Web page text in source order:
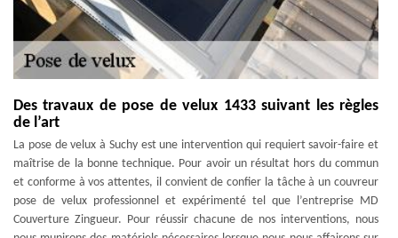
Des travaux de pose de velux 1433 suivant les règles
de l’art
La pose de velux à Suchy est une intervention qui requiert savoir-faire et
maîtrise de la bonne technique. Pour avoir un résultat hors du commun
et conforme à vos attentes, il convient de confier la tâche à un couvreur
pose de velux professionnel et expérimenté tel que l’entreprise MD
Couverture Zingueur. Pour réussir chacune de nos interventions, nous